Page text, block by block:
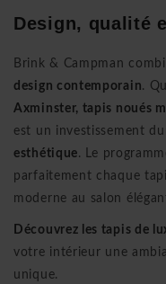
Design, qualité
Brink & Campman
design contemporain.
Axminster, tapis noués
est un investissement
esthétique. Le
parfaitement chaque
moderne au salon
Découvrez les tapis de
votre intérieur une
unique.